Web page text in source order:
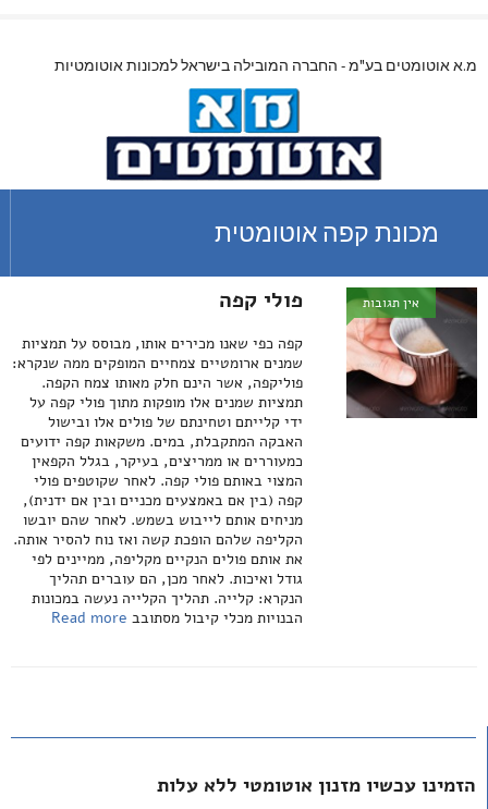
מ.א אוטומטים בע"מ - החברה המובילה בישראל למכונות אוטומטיות
מכונת קפה אוטומטית
אין תגובות פולי קפה
קפה כפי שאנו מכירים אותו, מבוסס על תמציות
שמנים ארומטיים צמחיים המופקים ממה שנקרא:
פוליקפה, אשר הינם חלק מאותו צמח הקפה.
תמציות שמנים אלו מופקות מתוך פולי קפה על
ידי קלייתם וטחינתם של פולים אלו ובישול
האבקה המתקבלת, במים. משקאות קפה ידועים
כמעוררים או ממריצים, בעיקר, בגלל הקפאין
המצוי באותם פולי קפה. לאחר שקוטפים פולי
קפה (בין אם באמצעים מכניים ובין אם ידנית),
מניחים אותם לייבוש בשמש. לאחר שהם יובשו
הקליפה שלהם הופכת קשה ואז נוח להסיר אותה.
את אותם פולים הנקיים מקליפה, ממיינים לפי
גודל ואיכות. לאחר מכן, הם עוברים תהליך
הנקרא: קלייה. תהליך הקלייה נעשה במכונות
הבנויות מכלי קיבול מסתובב
הזמינו עכשיו מזנון אוטומטי ללא עלות